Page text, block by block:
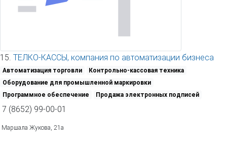
15. ТЕЛКО-КАССЫ, компания по автоматизации бизнеса
Автоматизация торговли
Контрольно-кассовая техника
Оборудование для промышленной маркировки
Программное обеспечение
Продажа электронных подписей
7 (8652) 99-00-01
Маршала Жукова, 21а